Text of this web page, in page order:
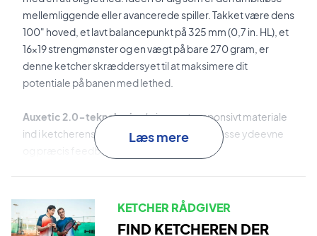
mellemliggende eller avancerede spiller. Takket være dens
100" hoved, et lavt balancepunkt på 325 mm (0,7 in. HL), et
16x19 strengmønster og en vægt på bare 270 gram, er
denne ketcher skræddersyet til at maksimere dit
potentiale på banen med lethed.
Auxetic 2.0-teknologienbringer et responsivt materiale
ind i ketcherens ramme, hvilket sikrer topklasse ydeevne
og præcis feedback.
indarbejdet i rammen for at øge stabiliteten og sikre
fremragende energioverførsel.
Læs mere
KETCHER RÅDGIVER
FIND KETCHEREN DER